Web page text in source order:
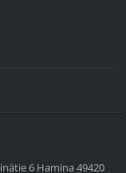
6Hamina 49420